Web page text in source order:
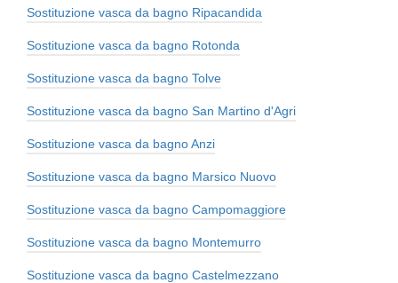
Sostituzione vasca da bagno Ripacandida
Sostituzione vasca da bagno Rotonda
Sostituzione vasca da bagno Tolve
Sostituzione vasca da bagno San Martino d'Agri
Sostituzione vasca da bagno Anzi
Sostituzione vasca da bagno Marsico Nuovo
Sostituzione vasca da bagno Campomaggiore
Sostituzione vasca da bagno Montemurro
Sostituzione vasca da bagno Castelmezzano